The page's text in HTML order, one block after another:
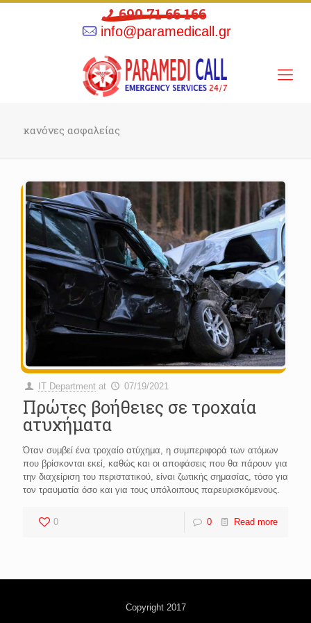
690 71 66 166
info@paramedicall.gr
κανόνες ασφαλείας
IT Department at 07/19/2021
Πρώτες βοήθειες σε τροχαία
ατυχήματα
Όταν συμβεί ένα τροχαίο ατύχημα, η συμπεριφορά των ατόμων
που βρίσκονται εκεί, καθώς και οι αποφάσεις που θα πάρουν για
την διαχείριση του περιστατικού, είναι ζωτικής σημασίας, τόσο για
τον τραυματία όσο και για τους υπόλοιπους παρευρισκόμενους.
0 0 Read more
Copyright 2017